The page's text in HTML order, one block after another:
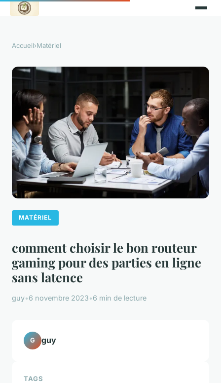
Accueil›Matériel
MATÉRIEL
comment choisir le bon routeur
gaming pour des parties en ligne
sans latence
guy•6 novembre 2023•6 min de lecture
G guy
TAGS